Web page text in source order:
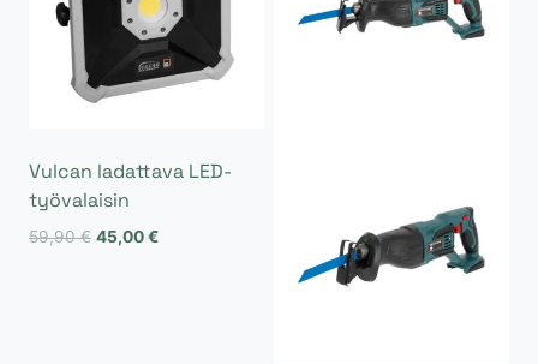
Vulcan ladattava LED-
työvalaisin
59,90€ Alkuperäinen
45,00€Nykyinen